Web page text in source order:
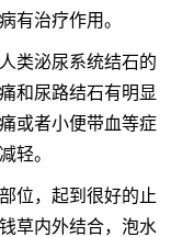
有治疗作用。
类泌尿系统结石的
和尿路结石有明显
或者小便带血等症
轻。
位，起到很好的止
草内外结合，泡水